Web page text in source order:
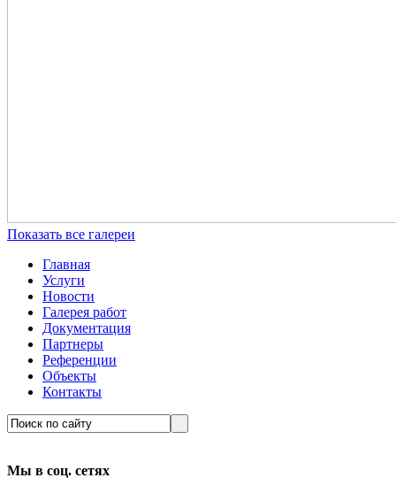
Показать все галереи
Главная
Услуги
Новости
Галерея работ
Документация
Партнеры
Референции
Объекты
Контакты
Мы в соц. сетях